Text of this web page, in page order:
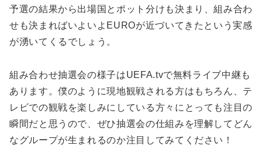
予選の結果から出場国とポット分けも決まり、組み合わ
せも決まればいよいよEUROが近づいてきたという実感
が湧いてくるでしょう。
組み合わせ抽選会の様子はUEFA.tvで無料ライブ中継も
あります。僕のように現地観戦される方はもちろん、テ
レビでの観戦を楽しみにしている方々にとっても注目の
瞬間だと思うので、ぜひ抽選会の仕組みを理解してどん
なグループが生まれるのか注目してみてください！